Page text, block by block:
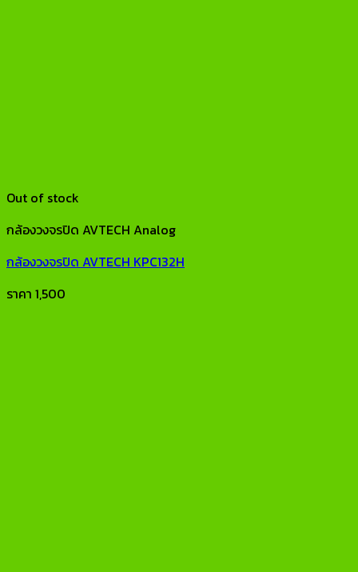
Out of stock
กล้องวงจรปิด AVTECH Analog
กล้องวงจรปิด AVTECH KPC132H
ราคา 1,500